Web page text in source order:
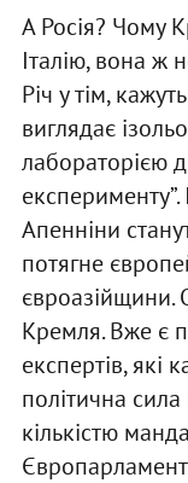
А Росія? Чому
Італію, вона ж
Річ у тім,
виглядає
лабораторією
експерименту”.
Апенніни
потягне
євроазійщини.
Кремля. Вже є
експертів, які
політична
кількістю